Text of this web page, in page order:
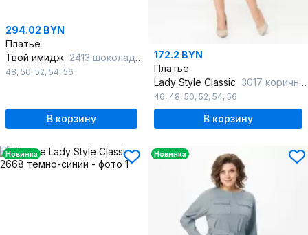
294.02 BYN
Платье
Твой имидж 2413 шоколадный_в_клетку
48, 50, 52, 54, 56
В корзину
172.2 BYN
Платье
Lady Style Classic 3017 коричневые-тона
46, 48, 50, 52, 54, 56
В корзину
Новинка Новинка